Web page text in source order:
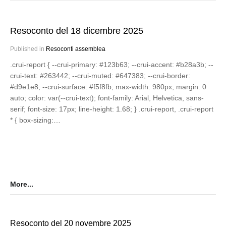
Resoconto del 18 dicembre 2025
Published in Resoconti assemblea
.crui-report { --crui-primary: #123b63; --crui-accent: #b28a3b; --
crui-text: #263442; --crui-muted: #647383; --crui-border:
#d9e1e8; --crui-surface: #f5f8fb; max-width: 980px; margin: 0
auto; color: var(--crui-text); font-family: Arial, Helvetica, sans-
serif; font-size: 17px; line-height: 1.68; } .crui-report, .crui-report
* { box-sizing:…
More...
Resoconto del 20 novembre 2025